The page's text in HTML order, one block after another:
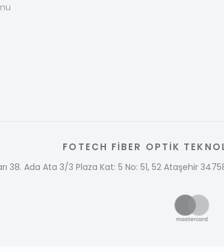
FOTECH FİBER OPTİK
38. Ada Ata 3/3 Plaza Kat: 5 No: 51, 52 Ataşehir